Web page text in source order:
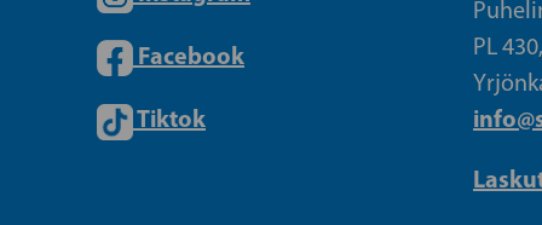
Facebook
Tiktok
PL